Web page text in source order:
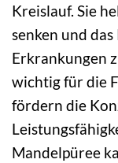
Kreislauf. Sie
senken und
Erkrankungen
wichtig für die
fördern die
Mandelpüree